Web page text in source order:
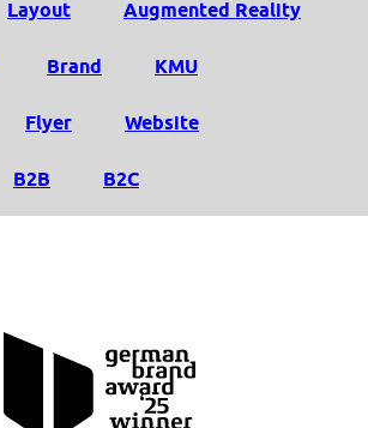
Layout Augmented Reality
Brand KMU
Flyer Website
B2B B2C